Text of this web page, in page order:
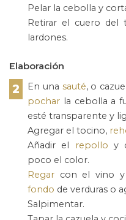
Pelar la cebolla y
Retirar el cuero
lardones.
Elaboración
2 En una sauté, o
pochar la cebolla a
esté transparente y
Agregar el tocino,
Añadir el
repollo y
poco el color.
Regar con el vino y
fondo de verduras o
Salpimentar.